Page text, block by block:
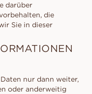
darüber
die
Sie in dieser
nur dann weiter,
oder anderweitig